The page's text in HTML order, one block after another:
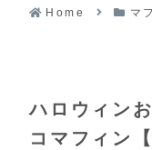
Home マ
ハロウィン
コマフィン